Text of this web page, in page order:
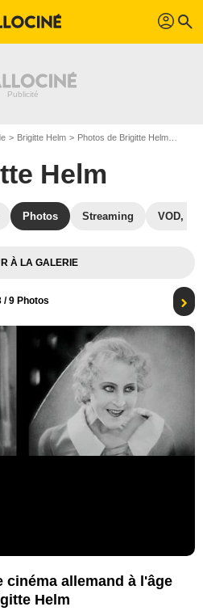
profil search
Brigitte Helm Photos de Brigitte Helm
Helm
Photos Streaming VOD,
À LA GALERIE
/ 9 Photos
cinéma allemand à l'âge
Helm